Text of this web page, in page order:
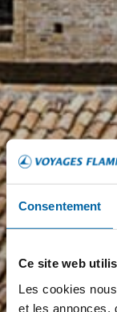
Consentement
Ce site web
Les cookies
et les annonces,